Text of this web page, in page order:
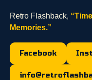
Retro Flashback,
Memories.”
Facebook